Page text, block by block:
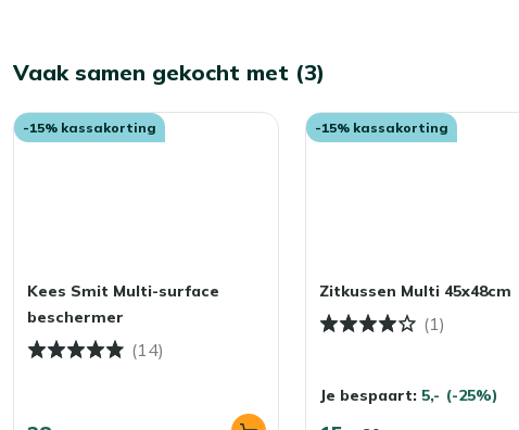
Vaak samen gekocht met (3)
-15% kassakorting
Kees Smit Multi-surface
beschermer
(14)
-15% kassakorting
Zitkussen Multi 45x48cm
(1)
Je bespaart: 5,- (-25%)